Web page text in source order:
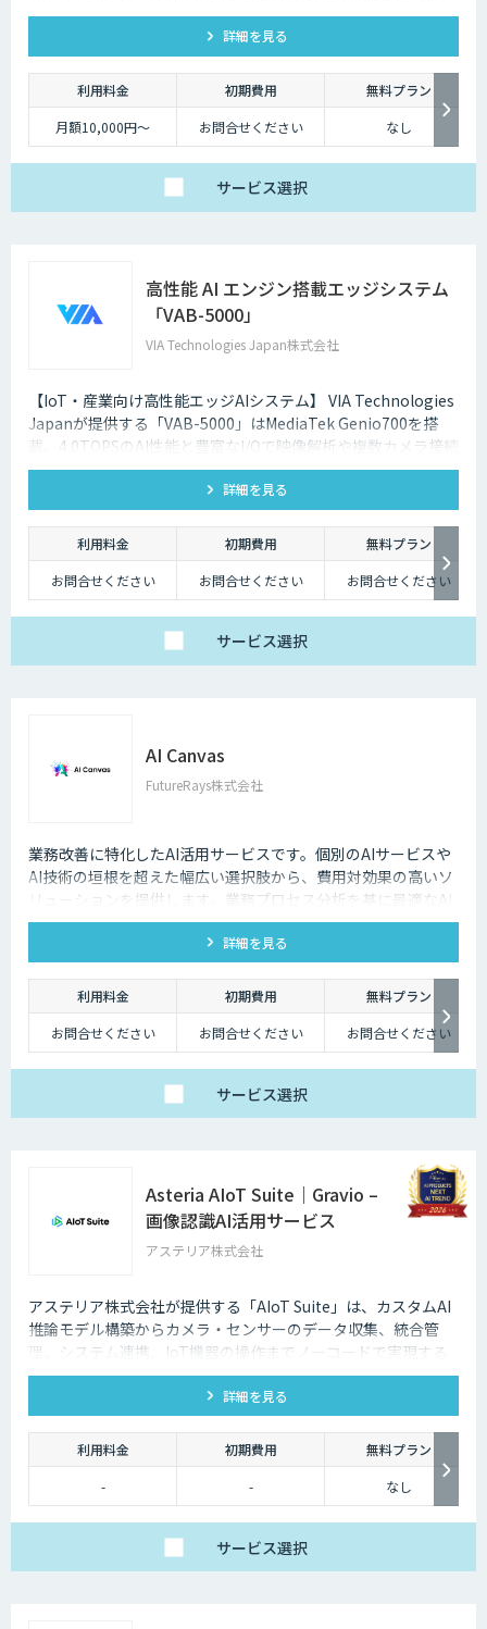
いる、最強会議支援ツールです。
詳細を見る
利用料金 初期費用
無料プラン
月額10,000円～
お問合せください なし
サービス選択
高性能 AI エンジン搭載エッジシステム
「VAB-5000」
VIA Technologies Japan株式会社
【IoT・産業向け高性能エッジAIシステム】 VIA Technologies
Japanが提供する「VAB-5000」はMediaTek Genio700を搭
載。4.0TOPSのAI性能と豊富なI/Oで映像解析や複数カメラ接続
に対応し、低消消費電力かつ小型で柔軟な設置が可能です。
詳細を見る
利用料金 初期費用
無料プラン
お問合せください
お問合せください お問合せください
サービス選択
AI Canvas
FutureRays株式会社
業務改善に特化したAI活用サービスです。個別のAIサービスや
AI技術の垣根を超えた幅広い選択肢から、費用対効果の高いソ
リューションを提供します。​業務プロセス分析を基に最適なAI
活用を提案し、システムへのAI機能搭載を実現します。 ​課題整
理から導入後の運用まで伴走し、現実的な成果を追求します。​
販売管理システムや受注メール解析など、具体的な業務課題解
決に対応し、効率化と品質向上を支援します。
詳細を見る
利用料金 初期費用
無料プラン
お問合せください
お問合せください お問合せください
サービス選択
Asteria AIoT Suite｜Gravio –
画像認識AI活用サービス
アステリア株式会社
アステリア株式会社が提供する「AIoT Suite」は、カスタムAI
推論モデル構築からカメラ・センサーのデータ収集、統合管
理、システム連携、IoT機器の操作までノーコードで実現する
プラットフォームです。
詳細を見る
利用料金 初期費用
無料プラン
-
- なし
サービス選択